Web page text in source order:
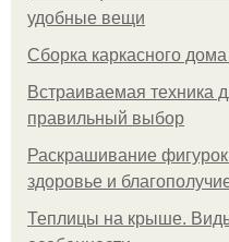
удобные вещи
Сборка каркасного
Встраиваемая техника
правильный выбор
Раскрашивание
здоровье и
Теплицы на крыше.